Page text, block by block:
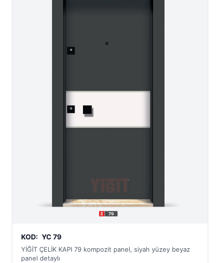
KOD: YC 79
YİĞİT ÇELİK KAPI 79 kompozit panel, siyah yüzey beyaz
panel detaylı